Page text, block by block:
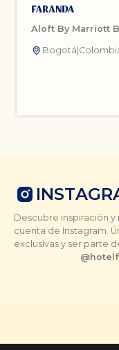
Aloft By Marriott
Bogotá
Descubre inspiración y
cuenta de Instagram.
exclusivas y ser parte
@